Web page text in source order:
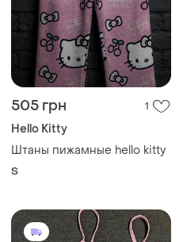
505 грн 1
Hello Kitty
Штаны пижамные hello kitty
S